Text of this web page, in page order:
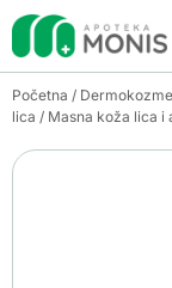
Početna /
lica / Masna koža lica i